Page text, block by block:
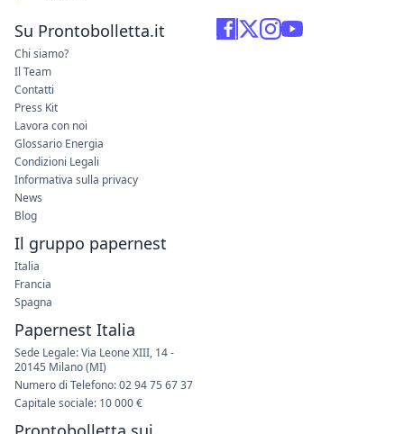
Su Prontobolletta.it
Chi siamo?
Il Team
Contatti
Press Kit
Lavora con noi
Glossario Energia
Condizioni Legali
Informativa sulla privacy
News
Blog
Il gruppo papernest
Italia
Francia
Spagna
Papernest Italia
Sede Legale: Via Leone XIII, 14 -
20145 Milano (MI)
Numero di Telefono: 02 94 75 67 37
Capitale sociale: 10 000 €